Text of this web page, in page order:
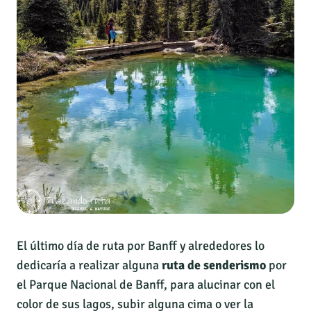
El último día de ruta por Banff y alrededores lo
dedicaría a realizar algunaruta de senderismo por
el Parque Nacional de Banff, para alucinar con el
color de sus lagos, subir alguna cima o ver la